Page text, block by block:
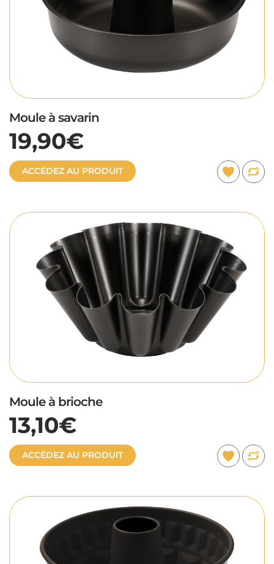
Moule à savarin
19,90€
ACCÉDEZ AU PRODUIT
Moule à brioche
13,10€
ACCÉDEZ AU PRODUIT